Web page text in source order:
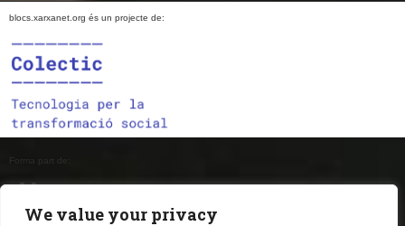
We value your privacy
blocs.xarxanet.org és un projecte de:
Forma part de: